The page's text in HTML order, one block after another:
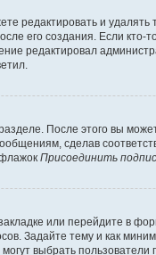
редактировать и
его создания. Если
редактировал
После этого вы
сделав
Присоединить
или перейдите в
Задайте тему и как
выбрать